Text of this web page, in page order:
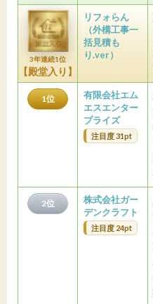
3年連続1位
【殿堂入り】
リフォらん
（外構工事一
括見積も
り.ver）
1位
有限会社エム
エスエンター
プライズ
注目度 31pt
2位
株式会社ガー
デンクラフト
注目度 24pt